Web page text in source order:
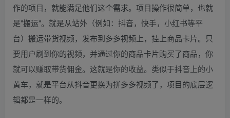
作的项目，就能满足他们这个需求。项目操作很简单，也就
是"搬运"。就是从站外（例如：抖音，快手，小红书等平
台）搬运带货视频，发布到多多视频上，挂上商品卡片。只
要用户刷到你的视频，并通过你的商品卡片购买了商品，你
就可以赚取带货佣金。这就是你的收益。类似于抖音上的小
黄车，就是平台从抖音更换为拼多多视频了，项目的底层逻
辑都是一样的。